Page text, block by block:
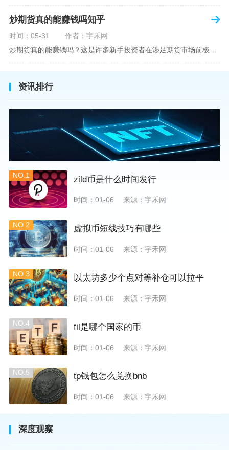
炒期货真的能赚钱吗知乎
时间：05-31
作者：宇禾网
资讯排行
NO.1 zild币是什么时间发行
时间：01-06 来源：宇禾网
NO.2 虚拟币短线技巧有哪些
时间：01-06 来源：宇禾网
NO.3 以太坊多少个点对等补仓可以拉平
时间：01-06 来源：宇禾网
NO.4 fil是哪个国家的币
时间：01-06 来源：宇禾网
NO.5 tp钱包怎么兑换bnb
时间：01-06 来源：宇禾网
深度观察